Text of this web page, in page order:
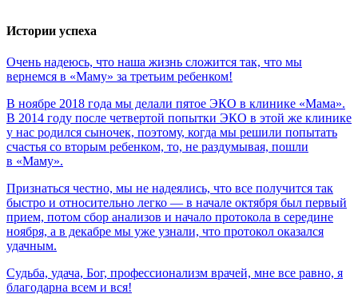
Истории успеха
Очень надеюсь, что наша жизнь сложится так, что мы
вернемся в «Маму» за третьим ребенком!
В ноябре 2018 года мы делали пятое ЭКО в клинике «Мама».
В 2014 году после четвертой попытки ЭКО в этой же клинике
у нас родился сыночек, поэтому, когда мы решили попытать
счастья со вторым ребенком, то, не раздумывая, пошли
в «Маму».
Признаться честно, мы не надеялись, что все получится так
быстро и относительно легко — в начале октября был первый
прием, потом сбор анализов и начало протокола в середине
ноября, а в декабре мы уже узнали, что протокол оказался
удачным.
Судьба, удача, Бог, профессионализм врачей, мне все равно, я
благодарна всем и вся!